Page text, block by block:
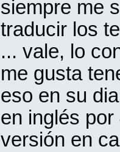
siempre me
traducir los
... vale, lo
me gusta
eso en su
en inglés
versión en